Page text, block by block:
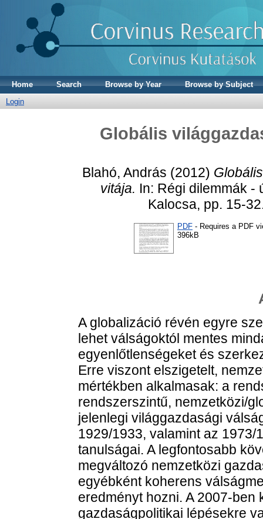
Home Search Browse by Year
Browse by Subject
Login
Globális
Blahó, András (2012)
vitája. In: Régi dilemmák -
Kalocsa, pp. 15-
PDF - Requires a PDF
396kB
A globalizáció révén egyre
lehet válságoktól mentes
egyenlőtlenségeket és
Erre viszont elszigetelt,
mértékben alkalmasak: a
rendszerszintű, nemzetközi/
jelenlegi világgazdasági
1929/1933, valamint az
tanulságai. A legfontosabb
megváltozó nemzetközi
egyébként koherens
eredményt hozni. A 2007-
gazdaságpolitikai lépésekre